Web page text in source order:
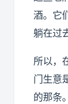
酒。它
躺在过
所以，
门生意
的那条